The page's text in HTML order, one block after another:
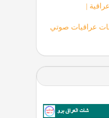
|
عراقيات صوتي